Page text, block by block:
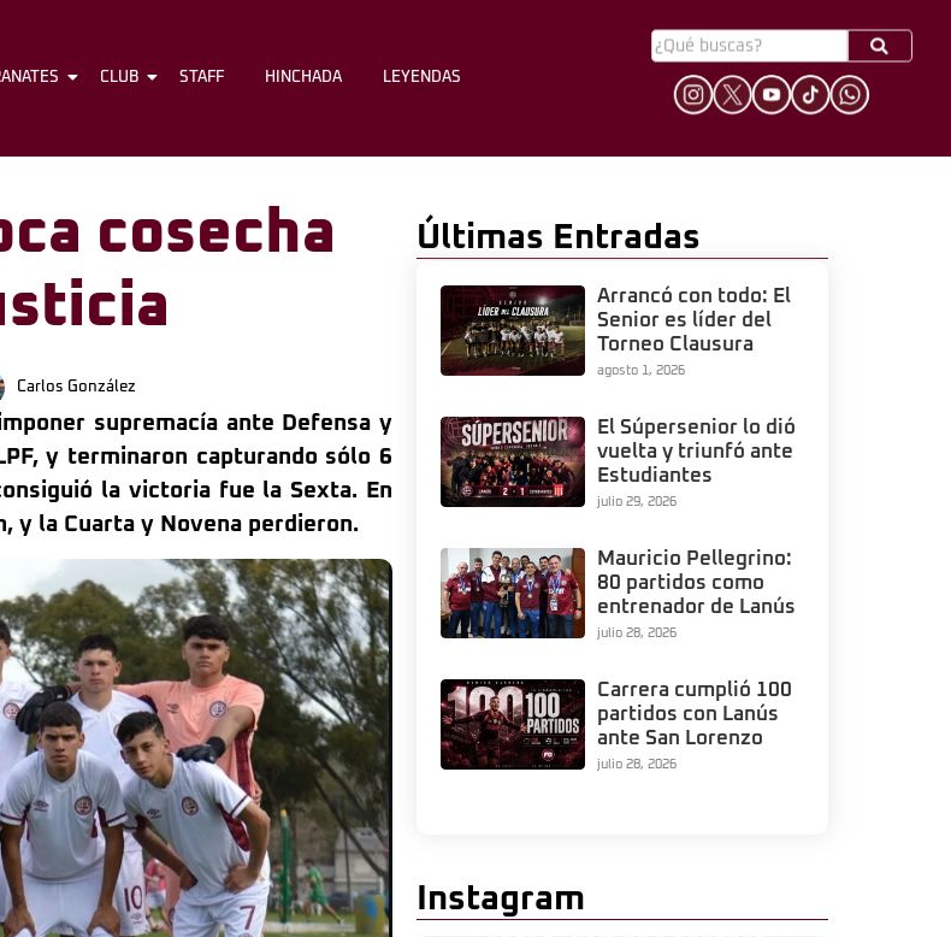
BÁSQUET GRANATES CLUB STAFF HINCHADA
CLUB STAFF HINCHADA LEYENDAS
cosecha
Carlos González
supremacía ante Defensa y
y terminaron capturando sólo 6
la victoria fue la Sexta. En
y la Cuarta y Novena perdieron.
Últimas Entradas
Arrancó con todo: El
Senior es líder del
Torneo Clausura
agosto 1, 2026
El Súpersenior lo dió
vuelta y triunfó ante
Estudiantes
julio 29, 2026
Mauricio Pellegrino:
80 partidos como
entrenador de Lanús
julio 28, 2026
Carrera cumplió 100
partidos con Lanús
ante San Lorenzo
julio 28, 2026
Instagram